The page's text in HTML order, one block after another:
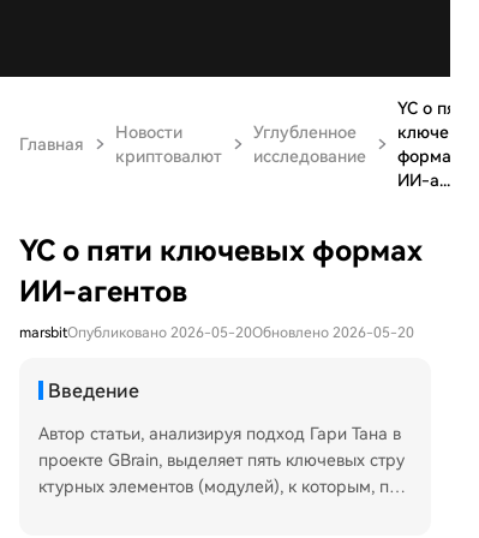
Главная
Новости
криптовалют
Углубленное
исследование
YC о пяти
ключевых
формах
ИИ-а...
YC о пяти ключевых формах
ИИ-агентов
marsbitОпубликовано 2026-05-20Обновлено 2026-05-20
Введение
Автор статьи, анализируя подход Гари Тана в
проекте GBrain, выделяет пять ключевых стру
ктурных элементов (модулей), к которым, по